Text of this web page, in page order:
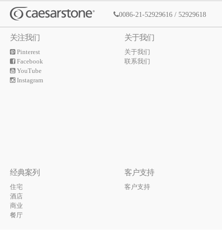
0086-21-52929616 / 52929618
关注我们
Pinterest
Facebook
YouTube
Instagram
关于我们
关于我们
联系我们
经典案列
住宅
酒店
商业
餐厅
客户支持
客户支持